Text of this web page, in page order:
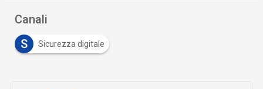
Canali
S
Sicurezza digitale